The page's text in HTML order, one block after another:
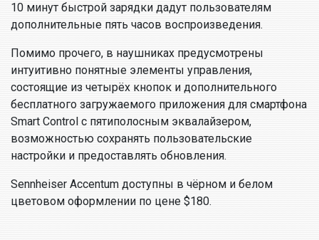
10 минут быстрой зарядки дадут пользователям
дополнительные пять часов воспроизведения.
Помимо прочего, в наушниках предусмотрены
интуитивно понятные элементы управления,
состоящие из четырёх кнопок и дополнительного
бесплатного загружаемого приложения для смартфона
Smart Control с пятиполосным эквалайзером,
возможностью сохранять пользовательские
настройки и предоставлять обновления.
Sennheiser Accentum доступны в чёрном и белом
цветовом оформлении по цене $180.